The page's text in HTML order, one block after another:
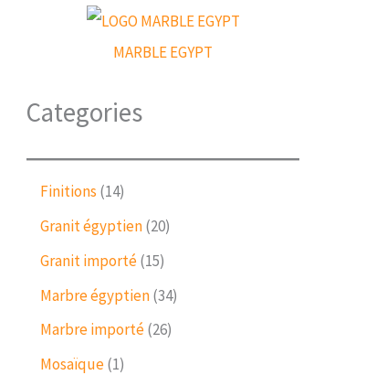
MARBLE EGYPT
Categories
Finitions 141
p
r
d
u
Granit égyptien 202
r
d
Granit importé 151
p
r
Marbre égyptien 343
Marbre importé 262
Mosaïque 11